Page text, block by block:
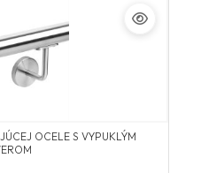
OCELE S VYPUKLÝM